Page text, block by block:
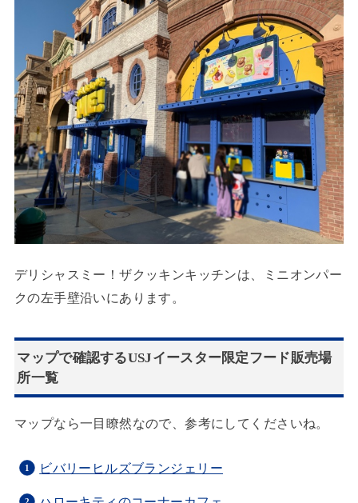
デリシャスミー！ザクッキンキッチンは、ミニオンパー
クの左手壁沿いにあります。
マップで確認するUSJイースター限定フード販売場
所一覧
マップなら一目瞭然なので、参考にしてくださいね。
ビバリーヒルズブランジェリー